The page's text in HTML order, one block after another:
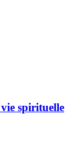
spirituelle